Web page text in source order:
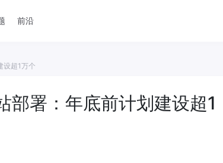
前沿
设超1万个
署：年底前计划建设超1